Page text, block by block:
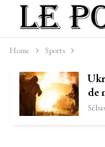
Home Sports
de